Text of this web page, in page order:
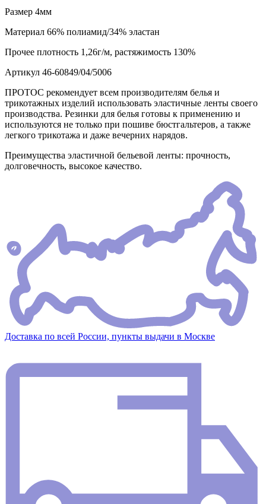
Размер 4мм
Материал 66% полиамид/34% эластан
Прочее плотность 1,26г/м, растяжимость 130%
Артикул 46-60849/04/5006
ПРОТОС рекомендует всем производителям белья и
трикотажных изделий использовать эластичные ленты своего
производства. Резинки для белья готовы к применению и
используются не только при пошиве бюстгальтеров, а также
легкого трикотажа и даже вечерних нарядов.
Преимущества эластичной бельевой ленты: прочность,
долговечность, высокое качество.
Доставка по всей России, пункты выдачи в Москве